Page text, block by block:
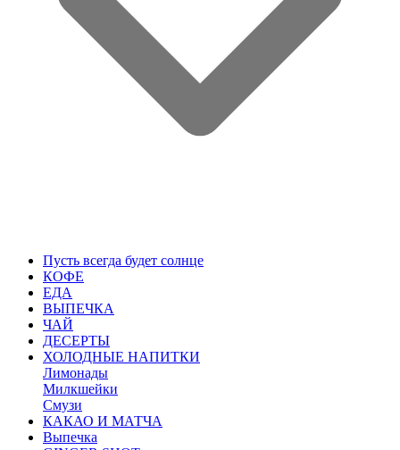
Пусть всегда будет солнце
КОФЕ
ЕДА
ВЫПЕЧКА
ЧАЙ
ДЕСЕРТЫ
ХОЛОДНЫЕ НАПИТКИ
Лимонады
Милкшейки
Смузи
КАКАО И МАТЧА
Выпечка